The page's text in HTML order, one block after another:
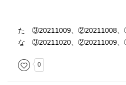
た ③20211009、②20211008、
な ③20211020、②20211009、
0